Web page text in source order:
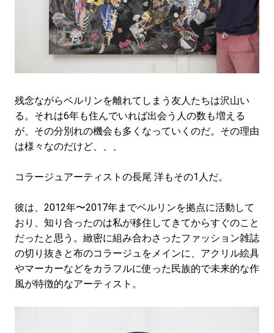
#LIFESTYLE #SNEAKER #OUTDOOR
#SPORTS #HANDSOME HANDBOOK
残念ながらベルリンを離れてしまう友人たちは沢山い
る。それは6年も住んでいれば出会う人の数も増える
が、 その分別れの機会も多くなっていくのだ。その理由
は様々なのだけど、、、
コラージュアーティストの長尾 洋もその1人だ。
彼は、2012年〜2017年までベルリンを拠点に活動して
おり、知り合ったのは私が移住してきてからすぐのこと
だったと思う。緻密に組み合わさったファッション雑誌
の切り抜きと布のコラージュをメインに、アクリル絵具
やマーカーなどをカラフルに使った民族的で未来的な作
風が特徴的なアーティスト。